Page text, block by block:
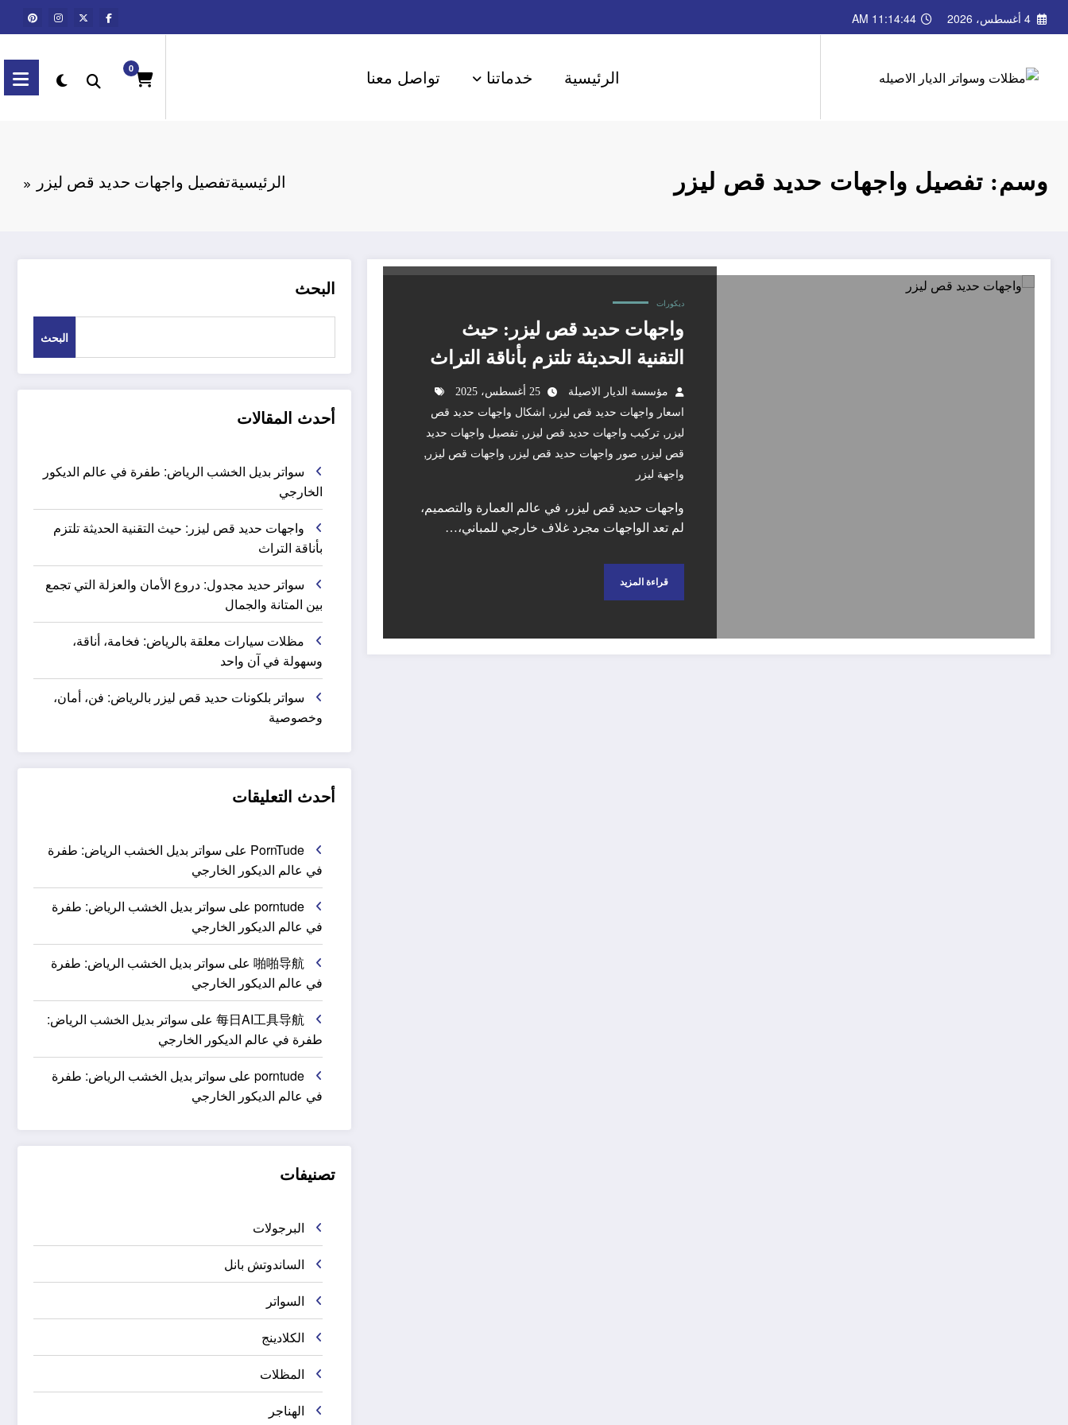
التجاوز 4 أغسطس، 2026 11:14:44 AM
الرئيسية خدماتنا تواصل معنا 0
وسم: تفصيل واجهات حديد قص ليزر الرئيسيةتفصيل واجهات حديد قص ليزر
ديكورات
واجهات حديد قص ليزر: حيث
التقنية الحديثة تلتزم بأناقة التراث
مؤسسة الديار الاصيلة
25 أغسطس، 2025
اسعار واجهات حديد قص ليزر ,
اشكال واجهات حديد قص
ليزر , تركيب واجهات حديد قص ليزر , تفصيل واجهات حديد
قص ليزر , صور واجهات حديد قص ليزر , واجهات قص ليزر ,
واجهة ليزر
واجهات حديد قص ليزر، في عالم العمارة والتصميم،
لم تعد الواجهات مجرد غلاف خارجي للمباني،…
قراءة المزيد
البحث
البحث
أحدث المقالات
سواتر بديل الخشب الرياض: طفرة في عالم الديكور
الخارجي
واجهات حديد قص ليزر: حيث التقنية الحديثة تلتزم
بأناقة التراث
سواتر حديد مجدول: دروع الأمان والعزلة التي تجمع
بين المتانة والجمال
مظلات سيارات معلقة بالرياض: فخامة، أناقة،
وسهولة في آن واحد
سواتر بلكونات حديد قص ليزر بالرياض: فن، أمان،
وخصوصية
أحدث التعليقات
PornTude على سواتر بديل الخشب الرياض: طفرة
في عالم الديكور الخارجي
porntude على سواتر بديل الخشب الرياض: طفرة
في عالم الديكور الخارجي
啪啪导航 على سواتر بديل الخشب الرياض: طفرة
في عالم الديكور الخارجي
每日AI工具导航 على سواتر بديل الخشب الرياض:
طفرة في عالم الديكور الخارجي
porntude على سواتر بديل الخشب الرياض: طفرة
في عالم الديكور الخارجي
تصنيفات
البرجولات
الساندوتش بانل
السواتر
الكلادينج
المظلات
الهناجر